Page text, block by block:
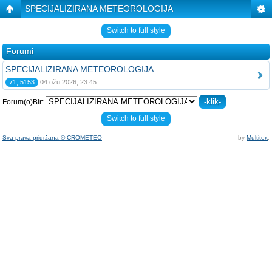
SPECIJALIZIRANA METEOROLOGIJA
Switch to full style
Forumi
SPECIJALIZIRANA METEOROLOGIJA
71, 5153 04 ožu 2026, 23:45
Forum(o)Bir:
Switch to full style
Sva prava pridržana © CROMETEO by Multitex